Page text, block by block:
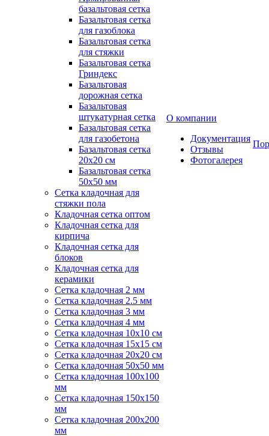
базальтовая сетка
Базальтовая сетка
для газоблока
Базальтовая сетка
для стяжки
Базальтовая сетка
Гриндекс
Базальтовая
дорожная сетка
Базальтовая
штукатурная сетка
Базальтовая сетка
для газобетона
Базальтовая сетка
20x20 см
Базальтовая сетка
50x50 мм
Сетка кладочная для
стяжки пола
Кладочная сетка оптом
Кладочная сетка для
кирпича
Кладочная сетка для
блоков
Кладочная сетка для
керамики
Сетка кладочная 2 мм
Сетка кладочная 2.5 мм
Сетка кладочная 3 мм
Сетка кладочная 4 мм
Сетка кладочная 10x10 см
Сетка кладочная 15x15 см
Сетка кладочная 20x20 см
Сетка кладочная 50x50 мм
Сетка кладочная 100x100
мм
Сетка кладочная 150x150
мм
Сетка кладочная 200x200
мм
О компании
Документация
Отзывы
Фотогалерея